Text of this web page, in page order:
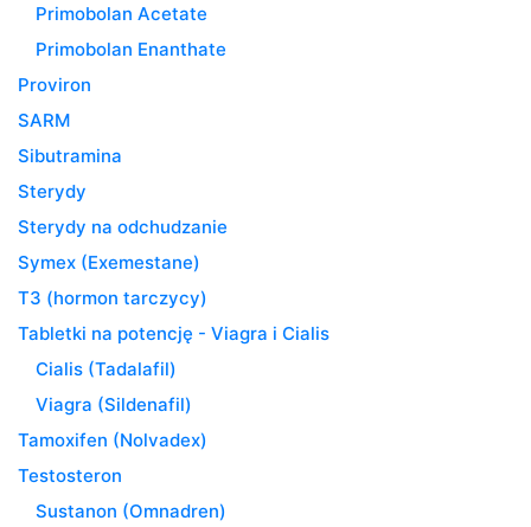
Primobolan Acetate
Primobolan Enanthate
Proviron
SARM
Sibutramina
Sterydy
Sterydy na odchudzanie
Symex (Exemestane)
T3 (hormon tarczycy)
Tabletki na potencję - Viagra i Cialis
Cialis (Tadalafil)
Viagra (Sildenafil)
Tamoxifen (Nolvadex)
Testosteron
Sustanon (Omnadren)